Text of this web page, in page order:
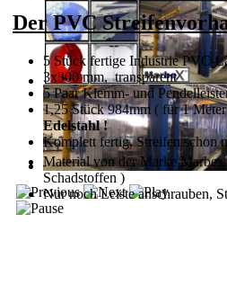
Der PVC
5 Stück fertige Industrie PVC-
3x300 mm, transparent
5 Paar Klemm- und
1,25 Stück 984mm ( für 1
Edelstahl !
Komplett fertig, Streifen schon
Material von der Marke Marbex
Schadstoffen )
Nur noch Leiste anschrauben,